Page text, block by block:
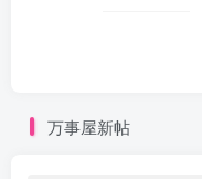
万事屋新帖